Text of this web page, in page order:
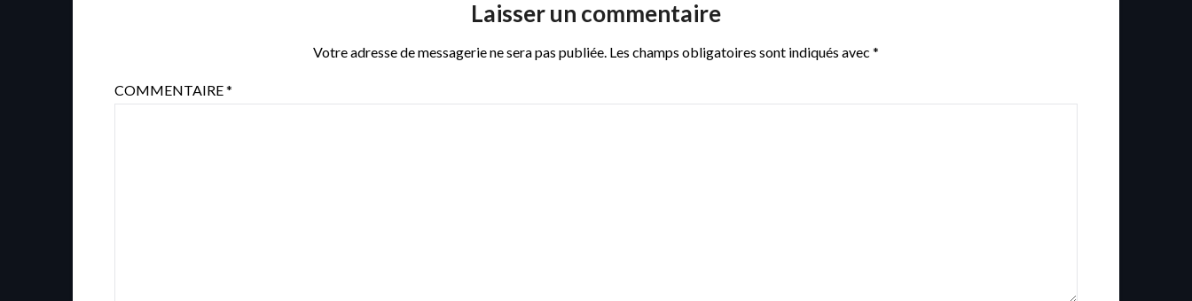
Laisser un commentaire
Votre adresse de messagerie ne sera pas publiée. Les champs obligatoires sont indiqués avec *
COMMENTAIRE*